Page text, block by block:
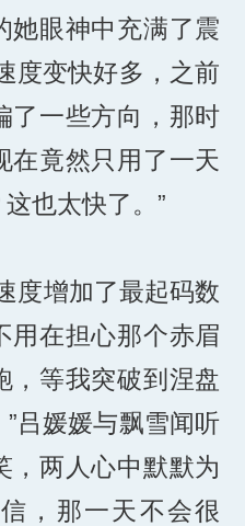
她眼神中充满了震
度变快好多，之前
了一些方向，那时
在竟然只用了一天
也太快了。”
度增加了最起码数
用在担心那个赤眉
，等我突破到涅盘
吕媛媛与飘雪闻听
，两人心中默默为
，那一天不会很